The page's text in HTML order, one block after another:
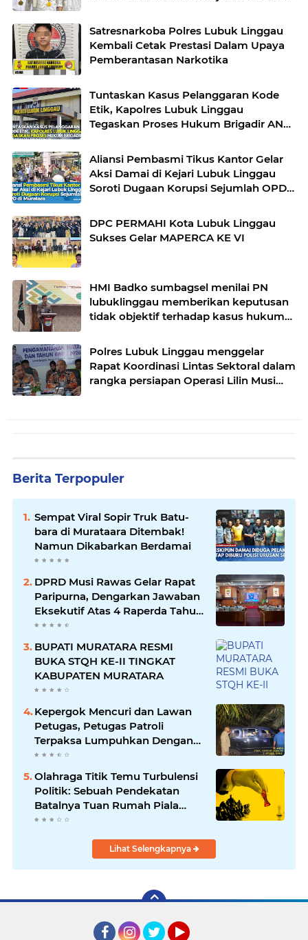
Satresnarkoba Polres Lubuk Linggau
Kembali Cetak Prestasi Dalam Upaya
Pemberantasan Narkotika
Tuntaskan Kasus Pelanggaran Kode
Etik, Kapolres Lubuk Linggau
Tegaskan Proses Hukum Brigadir AN
Aliansi Pembasmi Tikus Kantor Gelar
Aksi Damai di Kejari Lubuk Linggau
Soroti Dugaan Korupsi Sejumlah OPD
DPC PERMAHI Kota Lubuk Linggau
Sukses Gelar MAPERCA KE VI
HMI Badko sumbagsel menilai PN
lubuklinggau memberikan keputusan
tidak objektif terhadap kasus hukum
Polres Lubuk Linggau menggelar
Rapat Koordinasi Lintas Sektoral dalam
rangka persiapan Operasi Lilin Musi
Berita Terpopuler
Sempat Viral Sopir Truk Batu-
bara di Murataara Ditembak!
Namun Dikabarkan Berdamai
DPRD Musi Rawas Gelar Rapat
Paripurna, Dengarkan Jawaban
Eksekutif Atas 4 Raperda Tahun
2026
BUPATI MURATARA RESMI
BUKA STQH KE-II TINGKAT
KABUPATEN MURATARA
Kepergok Mencuri dan Lawan
Petugas, Petugas Patroli
Terpaksa Lumpuhkan Dengan
Peluru Karet
Olahraga Titik Temu Turbulensi
Politik: Sebuah Pendekatan
Batalnya Tuan Rumah Piala
Dunia U-20
Lihat Selengkapnya